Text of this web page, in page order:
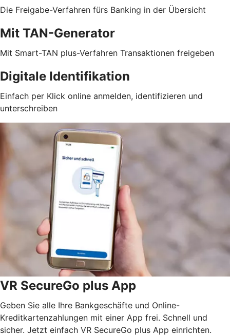
Die Freigabe-Verfahren fürs Banking in der Übersicht
Mit TAN-Generator
Mit Smart-TAN plus-Verfahren Transaktionen freigeben
Digitale Identifikation
Einfach per Klick online anmelden, identifizieren und
unterschreiben
VR SecureGo plus App
Geben Sie alle Ihre Bankgeschäfte und Online-
Kreditkartenzahlungen mit einer App frei. Schnell und
sicher. Jetzt einfach VR SecureGo plus App einrichten.